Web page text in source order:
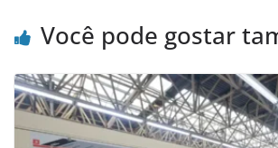
Você pode gostar